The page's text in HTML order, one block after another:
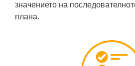
значението на
плана.